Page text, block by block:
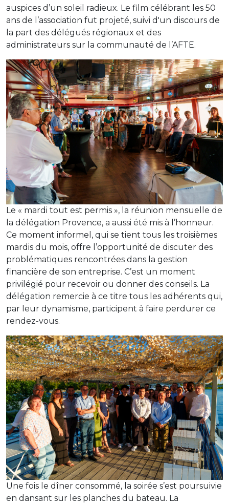
auspices d’un soleil radieux. Le film célébrant les 50
ans de l’association fut projeté, suivi d'un discours de
la part des délégués régionaux et des
administrateurs sur la communauté de l’AFTE.
Le « mardi tout est permis », la réunion mensuelle de
la délégation Provence, a aussi été mis à l’honneur.
Ce moment informel, qui se tient tous les troisièmes
mardis du mois, offre l’opportunité de discuter des
problématiques rencontrées dans la gestion
financière de son entreprise. C’est un moment
privilégié pour recevoir ou donner des conseils. La
délégation remercie à ce titre tous les adhérents qui,
par leur dynamisme, participent à faire perdurer ce
rendez-vous.
Une fois le dîner consommé, la soirée s’est poursuivie
en dansant sur les planches du bateau. La